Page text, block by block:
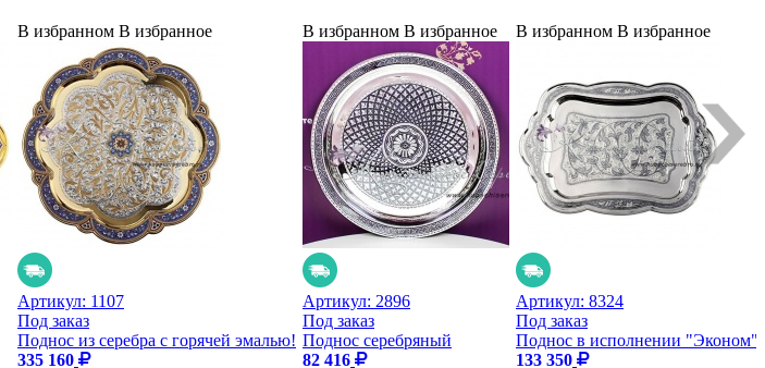
В избранном В избранное
Артикул: 1107
Под заказ
Поднос из серебра с горячей эмалью!
335 160
В избранном В избранное
Артикул: 2896
Под заказ
Поднос серебряный
82 416
В избранном В избранное
Артикул: 8324
Под заказ
Поднос в исполнении
133 350